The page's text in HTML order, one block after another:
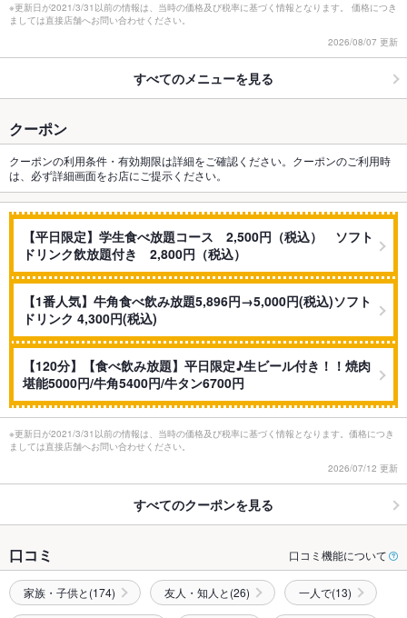
※更新日が2021/3/31以前の情報は、当時の価格及び税率に基づく情報となります。 価格につき
ましては直接店舗へお問い合わせください。
2026/08/07 更新
すべてのメニューを見る
クーポン
クーポンの利用条件・有効期限は詳細をご確認ください。クーポンのご利用時
は、必ず詳細画面をお店にご提示ください。
【平日限定】学生食べ放題コース 2,500円（税込） ソフト
ドリンク飲放題付き 2,800円（税込）
【1番人気】牛角食べ飲み放題5,896円→5,000円(税込)ソフト
ドリンク 4,300円(税込)
【120分】【食べ飲み放題】平日限定♪生ビール付き！！焼肉
堪能5000円/牛角5400円/牛タン6700円
※更新日が2021/3/31以前の情報は、当時の価格及び税率に基づく情報となります。価格につき
ましては直接店舗へお問い合わせください。
2026/07/12 更新
すべてのクーポンを見る
口コミ 口コミ機能について
家族・子供と(174) 友人・知人と(26) 一人で(13)